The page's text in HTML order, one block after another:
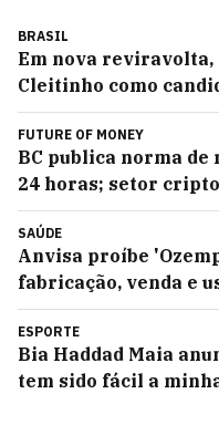
BRASIL
Em nova reviravolta,
Cleitinho como
FUTURE OF MONEY
BC publica norma
24 horas; setor
SAÚDE
Anvisa proíbe
fabricação, venda e
ESPORTE
Bia Haddad Maia
tem sido fácil a